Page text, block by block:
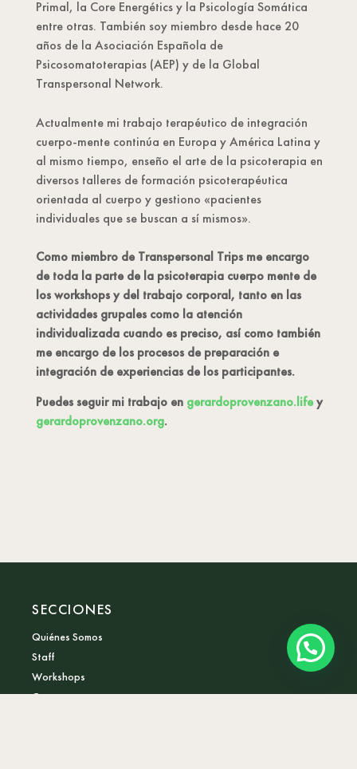
Primal, la Core Energétics y la Psicología Somática
entre otras. También soy miembro desde hace 20
años de la Asociación Española de
Psicosomatoterapias (AEP) y de la Global
Transpersonal Network.
Actualmente mi trabajo terapéutico de integración
cuerpo-mente continúa en Europa y América Latina y
al mismo tiempo, enseño el arte de la psicoterapia en
diversos talleres de formación psicoterapéutica
orientada al cuerpo y gestiono «pacientes
individuales que se buscan a sí mismos».
Como miembro de Transpersonal Trips me encargo
de toda la parte de la psicoterapia cuerpo mente de
los workshops y del trabajo corporal, tanto en las
actividades grupales como la atención
individualizada cuando es preciso, así como también
me encargo de los procesos de preparación e
integración de experiencias de los participantes.
Puedes seguir mi trabajo en gerardoprovenzano.lifey
gerardoprovenzano.org.
SECCIONES
Quiénes Somos
Staff
Workshops
Contacto